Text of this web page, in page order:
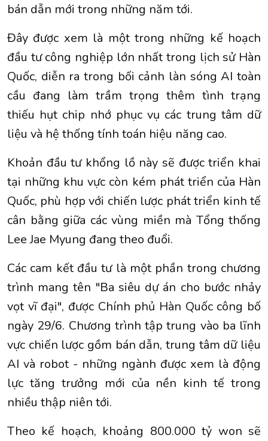
bán dẫn mới trong những năm tới.
Đây được xem là một trong những kế hoạch
đầu tư công nghiệp lớn nhất trong lịch sử Hàn
Quốc, diễn ra trong bối cảnh làn sóng AI toàn
cầu đang làm trầm trọng thêm tình trạng
thiếu hụt chip nhớ phục vụ các trung tâm dữ
liệu và hệ thống tính toán hiệu năng cao.
Khoản đầu tư khổng lồ này sẽ được triển khai
tại những khu vực còn kém phát triển của Hàn
Quốc, phù hợp với chiến lược phát triển kinh tế
cân bằng giữa các vùng miền mà Tổng thống
Lee Jae Myung đang theo đuổi.
Các cam kết đầu tư là một phần trong chương
trình mang tên "Ba siêu dự án cho bước nhảy
vọt vĩ đại", được Chính phủ Hàn Quốc công bố
ngày 29/6. Chương trình tập trung vào ba lĩnh
vực chiến lược gồm bán dẫn, trung tâm dữ liệu
AI và robot - những ngành được xem là động
lực tăng trưởng mới của nền kinh tế trong
nhiều thập niên tới.
Theo kế hoạch, khoảng 800.000 tỷ won sẽ